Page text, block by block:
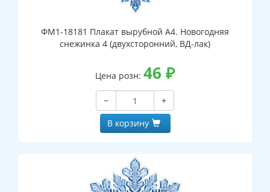
ФМ1-18181 Плакат вырубной А4. Новогодняя
снежинка 4 (двухсторонний, ВД-лак)
Цена розн: 46 ₽
−
+
В корзину